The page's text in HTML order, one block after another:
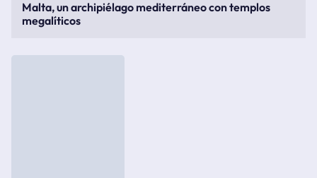
Malta, un archipiélago mediterráneo con templos
megalíticos